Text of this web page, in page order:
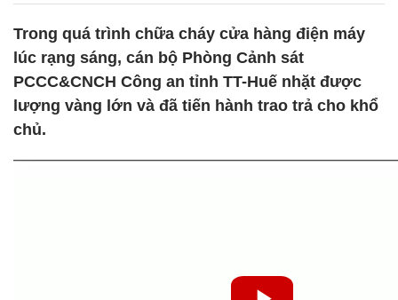
Trong quá trình chữa cháy cửa hàng điện máy
lúc rạng sáng, cán bộ Phòng Cảnh sát
PCCC&CNCH Công an tỉnh TT-Huế nhặt được
lượng vàng lớn và đã tiến hành trao trả cho khổ
chủ.